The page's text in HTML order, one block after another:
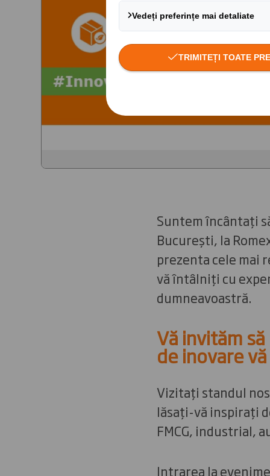
Suntem încântați
București, la
prezenta cele mai
vă întâlniți cu
dumneavoastră.
Vă invităm
de inovare
Vizitați standul
lăsați-vă inspirați
FMCG, industrial,
Intrarea la